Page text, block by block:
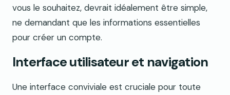
vous le souhaitez, devrait idéalement être simple,
ne demandant que les informations essentielles
pour créer un compte.
Interface utilisateur et navigation
Une interface conviviale est cruciale pour toute